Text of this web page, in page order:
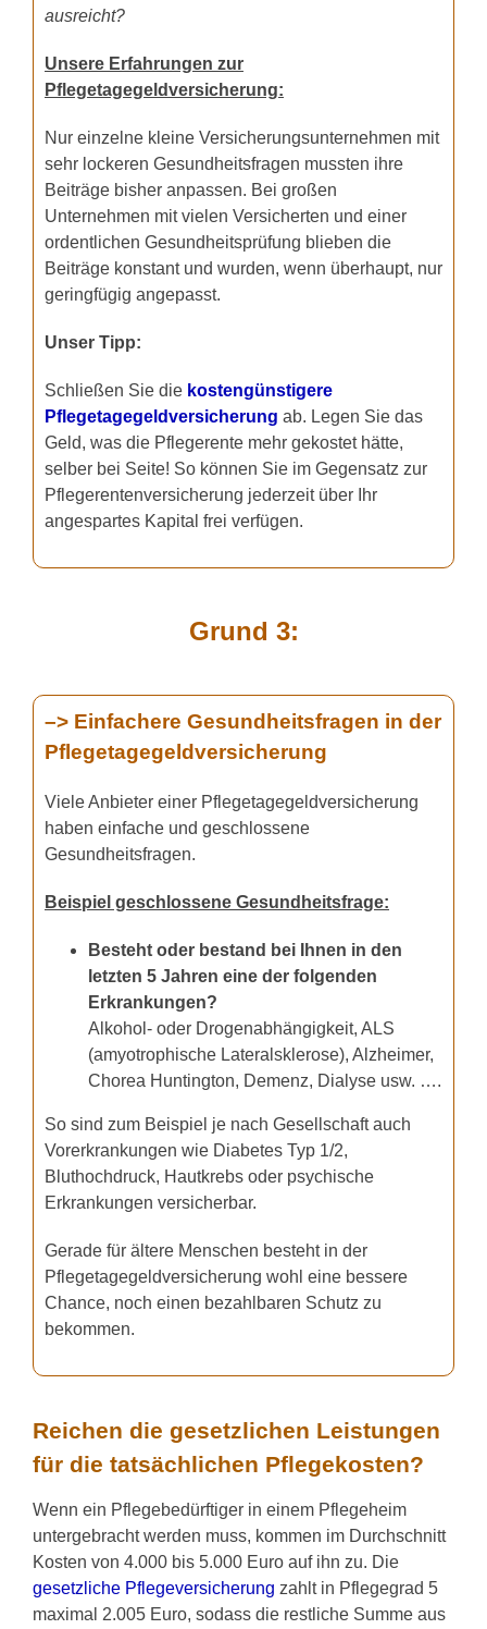
ausreicht?
Unsere Erfahrungen zur
Pflegetagegeldversicherung:
Nur einzelne kleine Versicherungsunternehmen mit
sehr lockeren Gesundheitsfragen mussten ihre
Beiträge bisher anpassen. Bei großen
Unternehmen mit vielen Versicherten und einer
ordentlichen Gesundheitsprüfung blieben die
Beiträge konstant und wurden, wenn überhaupt, nur
geringfügig angepasst.
Unser Tipp:
Schließen Sie die kostengünstigere
Pflegetagegeldversicherung ab. Legen Sie das
Geld, was die Pflegerente mehr gekostet hätte,
selber bei Seite! So können Sie im Gegensatz zur
Pflegerentenversicherung jederzeit über Ihr
angespartes Kapital frei verfügen.
Grund 3:
–> Einfachere Gesundheitsfragen in der
Pflegetagegeldversicherung
Viele Anbieter einer Pflegetagegeldversicherung
haben einfache und geschlossene
Gesundheitsfragen.
Beispiel geschlossene Gesundheitsfrage:
Besteht oder bestand bei Ihnen in den
letzten 5 Jahren eine der folgenden
Erkrankungen?
Alkohol- oder Drogenabhängigkeit, ALS
(amyotrophische Lateralsklerose), Alzheimer,
Chorea Huntington, Demenz, Dialyse usw. ….
So sind zum Beispiel je nach Gesellschaft auch
Vorerkrankungen wie Diabetes Typ 1/2,
Bluthochdruck, Hautkrebs oder psychische
Erkrankungen versicherbar.
Gerade für ältere Menschen besteht in der
Pflegetagegeldversicherung wohl eine bessere
Chance, noch einen bezahlbaren Schutz zu
bekommen.
Reichen die gesetzlichen Leistungen
für die tatsächlichen Pflegekosten?
Wenn ein Pflegebedürftiger in einem Pflegeheim
untergebracht werden muss, kommen im Durchschnitt
Kosten von 4.000 bis 5.000 Euro auf ihn zu. Die
gesetzliche Pflegeversicherung zahlt in Pflegegrad 5
maximal 2.005 Euro, sodass die restliche Summe aus